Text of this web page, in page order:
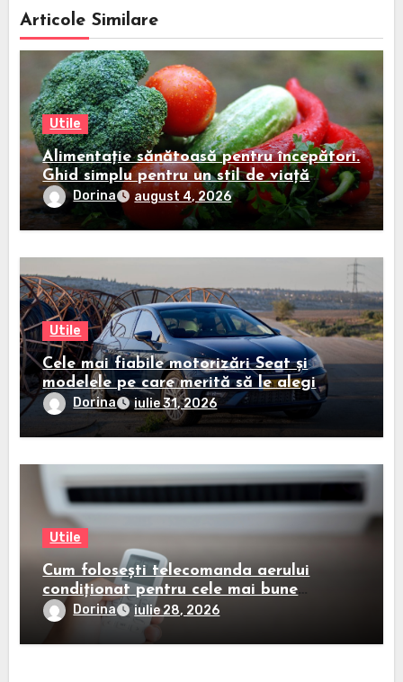
Articole Similare
Utile
Alimentație sănătoasă pentru începători.
Ghid simplu pentru un stil de viață
echilibrat
Dorina august 4, 2026
Utile
Cele mai fiabile motorizări Seat și
modelele pe care merită să le alegi
Dorina iulie 31, 2026
Utile
Cum folosești telecomanda aerului
condiționat pentru cele mai bune
rezultate
Dorina iulie 28, 2026